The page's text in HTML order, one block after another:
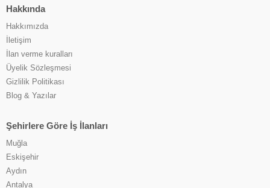
Hakkında
Hakkımızda
İletişim
İlan verme kuralları
Üyelik Sözleşmesi
Gizlilik Politikası
Blog & Yazılar
Şehirlere Göre İş İlanları
Muğla
Eskişehir
Aydın
Antalya